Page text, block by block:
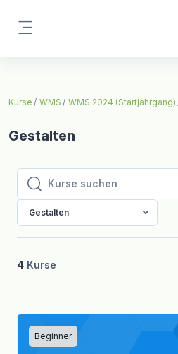
Kurse WMS WMS 2024 (Startjahrgang)
Gestalten
Kurse suchen
Kurse suchen
Gestalten
4 Kurse
Beginner